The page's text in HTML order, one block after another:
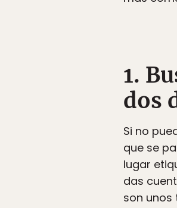
1.
dos
Si no
que se
lugar
das
son unos